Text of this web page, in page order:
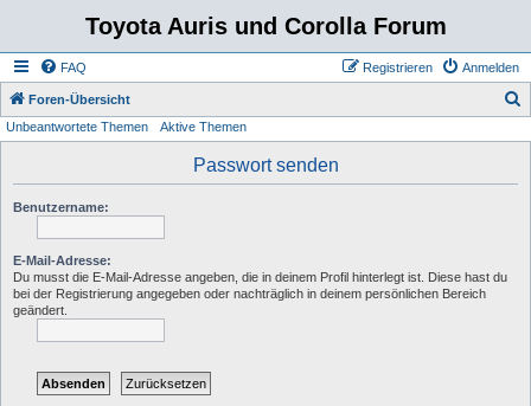
Toyota Auris und Corolla Forum
FAQ Anmelden
Registrieren
Foren-Übersicht
Unbeantwortete Themen Aktive Themen
Passwort senden
Benutzername:
E-Mail-Adresse:
Du musst die E-Mail-Adresse angeben, die in deinem Profil hinterlegt ist. Diese hast du
bei der Registrierung angegeben oder nachträglich in deinem persönlichen Bereich
geändert.